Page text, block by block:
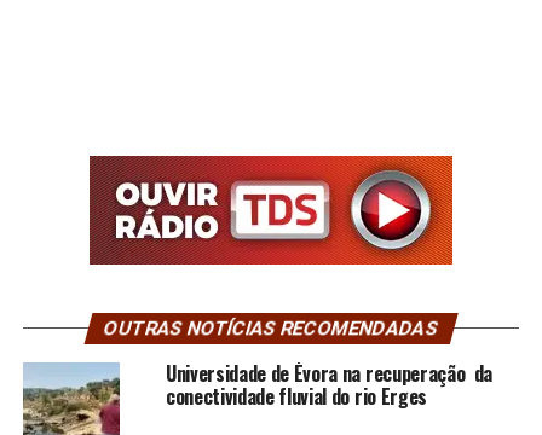
OUTRAS NOTÍCIAS RECOMENDADAS
Universidade de Évora na recuperação da
conectividade fluvial do rio Erges